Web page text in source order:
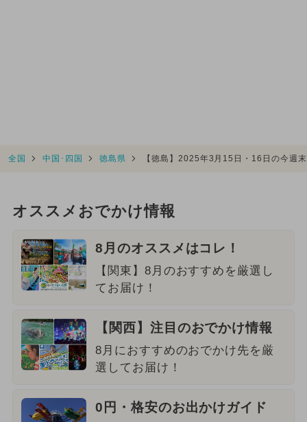
全国 中国･四国 徳島県 【徳島】2025年3月15日・16日の今週
オススメおでかけ情報
8月のオススメはコレ！
【関東】8月のおすすめを厳選し
てお届け！
【関西】注目のおでかけ情報
8月におすすめのおでかけ先を厳
選してお届け！
0円・格安のお出かけガイド